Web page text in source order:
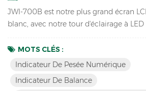
JWI-700B est notre plus grand écran
blanc, avec notre tour d'éclairage à
poids HI LO OK pour vous aider à
marchandises. Caractéristiques Le plus
balance Résolution jusqu'à 1/15000
MOTS CLÉS :
Indicateur De Pesée Numérique
Indicateur De Balance